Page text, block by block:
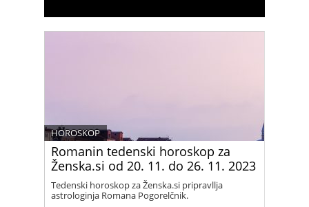
Romanin tedenski horoskop za
Ženska.si od 20. 11. do 26. 11. 2023
HOROSKOP
Tedenski horoskop za Ženska.si pripravllja
astrologinja Romana Pogorelčnik.